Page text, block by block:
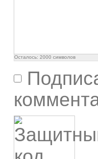
Осталось: 2000 символов